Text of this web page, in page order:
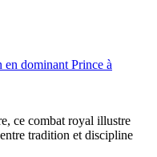
en dominant Prince à
ce combat royal illustre
tradition et discipline